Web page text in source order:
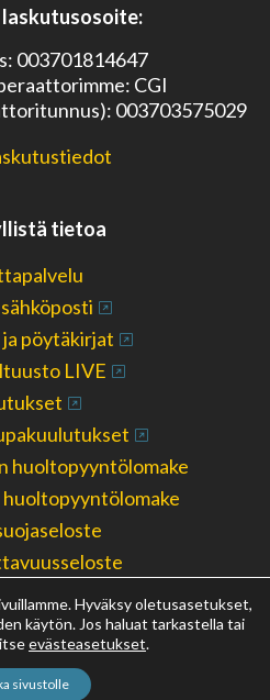
laskutusosoite:
003701814647
CGI
003703575029
tietoa
pöytäkirjat
LIVE
huoltopyyntölomake
huoltopyyntölomake
ja arkisto
Hyväksy oletusasetukset,
käytön. Jos haluat tarkastella tai
evästeasetukset.
sivustolle